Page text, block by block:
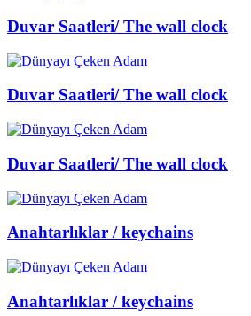
Duvar Saatleri/ The wall clock
Duvar Saatleri/ The wall clock
Duvar Saatleri/ The wall clock
Anahtarlıklar / keychains
Anahtarlıklar / keychains